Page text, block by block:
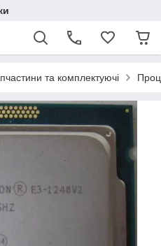
та комплектуючі